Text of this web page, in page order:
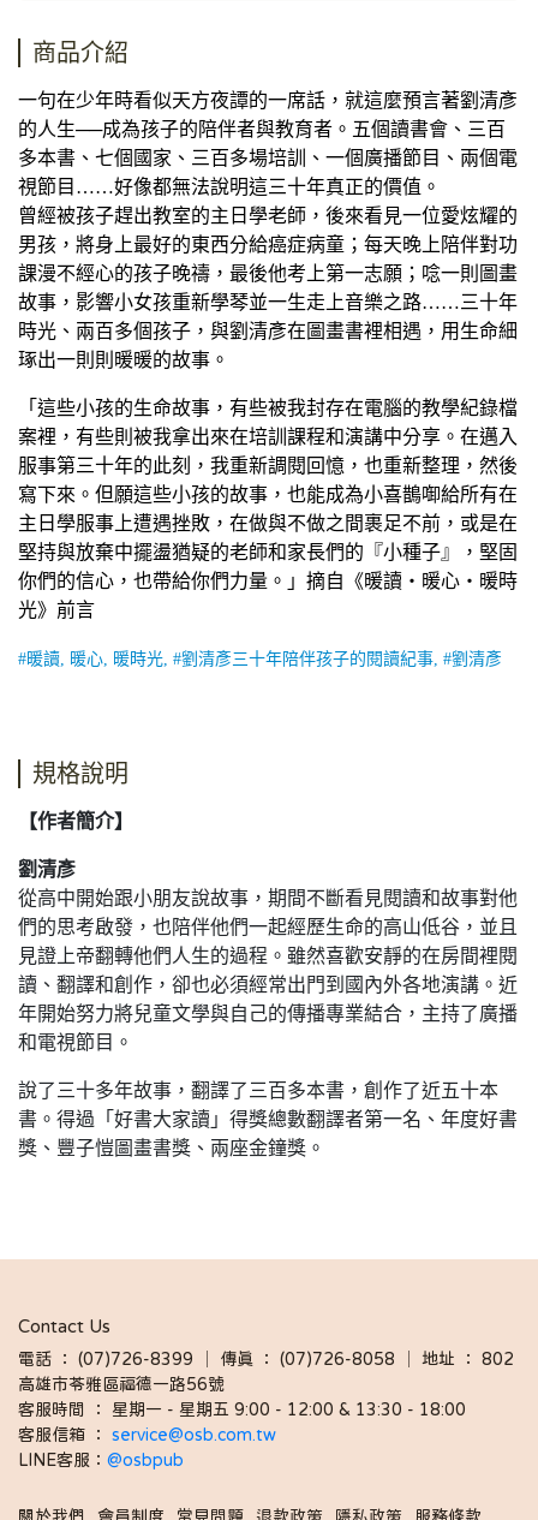
商品介紹
一句在少年時看似天方夜譚的一席話，就這麼預言著劉清彥
的人生──成為孩子的陪伴者與教育者。五個讀書會、三百
多本書、七個國家、三百多場培訓、一個廣播節目、兩個電
視節目……好像都無法說明這三十年真正的價值。
曾經被孩子趕出教室的主日學老師，後來看見一位愛炫耀的
男孩，將身上最好的東西分給癌症病童；每天晚上陪伴對功
課漫不經心的孩子晚禱，最後他考上第一志願；唸一則圖畫
故事，影響小女孩重新學琴並一生走上音樂之路……三十年
時光、兩百多個孩子，與劉清彥在圖畫書裡相遇，用生命細
琢出一則則暖暖的故事。
「這些小孩的生命故事，有些被我封存在電腦的教學紀錄檔
案裡，有些則被我拿出來在培訓課程和演講中分享。在邁入
服事第三十年的此刻，我重新調閱回憶，也重新整理，然後
寫下來。但願這些小孩的故事，也能成為小喜鵲啣給所有在
主日學服事上遭遇挫敗，在做與不做之間裹足不前，或是在
堅持與放棄中擺盪猶疑的老師和家長們的『小種子』，堅固
你們的信心，也帶給你們力量。」摘自《暖讀‧暖心‧暖時
光》前言
#暖讀, 暖心, 暖時光, #劉清彥三十年陪伴孩子的閱讀紀事, #劉清彥
規格說明
【作者簡介】
劉清彥
從高中開始跟小朋友說故事，期間不斷看見閱讀和故事對他
們的思考啟發，也陪伴他們一起經歷生命的高山低谷，並且
見證上帝翻轉他們人生的過程。雖然喜歡安靜的在房間裡閱
讀、翻譯和創作，卻也必須經常出門到國內外各地演講。近
年開始努力將兒童文學與自己的傳播專業結合，主持了廣播
和電視節目。
說了三十多年故事，翻譯了三百多本書，創作了近五十本
書。得過「好書大家讀」得獎總數翻譯者第一名、年度好書
獎、豐子愷圖畫書獎、兩座金鐘獎。
Contact Us
電話 ： (07)726-8399 │ 傳真 ： (07)726-8058 │ 地址 ： 802
高雄市苓雅區福德一路56號
客服時間 ： 星期一 - 星期五 9:00 - 12:00 & 13:30 - 18:00
客服信箱 ： service@osb.com.tw
LINE客服： @osbpub